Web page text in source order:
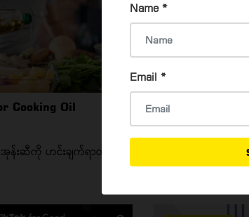
Name *
Email *
Cooking Oil
အုန်းဆီကို ဟင်းချက်ရာတွင်
Yangon Selfie
6 Mar, 2022
Selfie Star မှာ အ